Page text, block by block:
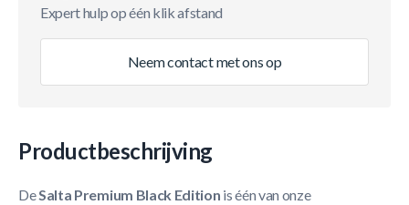
Expert hulp op één klik afstand
Neem contact met ons op
Productbeschrijving
DeSalta Premium Black Edition is één van onze